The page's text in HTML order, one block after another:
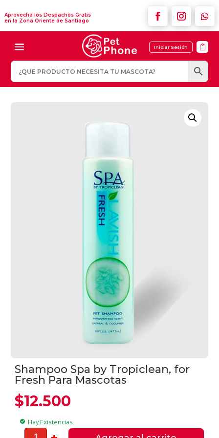
Aprovecha los Despachos Gratis
en la Zona Oriente de Santiago
Iniciar Sesión 
Shampoo Spa by Tropiclean, for
Fresh Para Mascotas
$12.500
check_circle Hay Existencias
Shampoo